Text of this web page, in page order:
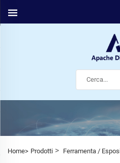
Home> Prodotti > Ferramenta /